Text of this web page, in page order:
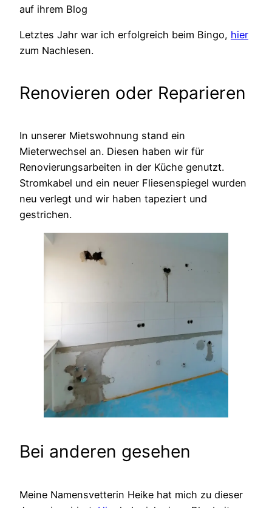
auf ihrem Blog
Letztes Jahr war ich erfolgreich beim Bingo, hier
zum Nachlesen.
Renovieren oder Reparieren
In unserer Mietswohnung stand ein
Mieterwechsel an. Diesen haben wir für
Renovierungsarbeiten in der Küche genutzt.
Stromkabel und ein neuer Fliesenspiegel wurden
neu verlegt und wir haben tapeziert und
gestrichen.
Bei anderen gesehen
Meine Namensvetterin Heike hat mich zu dieser